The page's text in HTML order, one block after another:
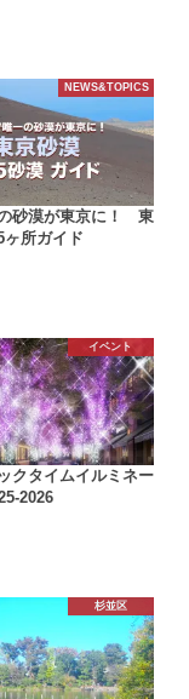
NEWS&TOPICS
砂漠が東京に！ 東
所ガイド
イベント
クタイムイルミネー
2026
杉並区